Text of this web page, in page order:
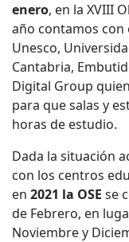
enero, en la XVIII
año contamos con
Unesco,
Cantabria,
Digital Group
para que salas y
horas de estudio.
Dada la situación
con los centros
en 2021 la OSE se
de Febrero, en
Noviembre y